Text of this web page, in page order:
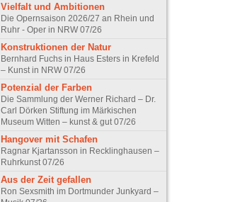
Vielfalt und Ambitionen
Die Opernsaison 2026/27 an Rhein und
Ruhr - Oper in NRW 07/26
Konstruktionen der Natur
Bernhard Fuchs in Haus Esters in Krefeld
– Kunst in NRW 07/26
Potenzial der Farben
Die Sammlung der Werner Richard – Dr.
Carl Dörken Stiftung im Märkischen
Museum Witten – kunst & gut 07/26
Hangover mit Schafen
Ragnar Kjartansson in Recklinghausen –
Ruhrkunst 07/26
Aus der Zeit gefallen
Ron Sexsmith im Dortmunder Junkyard –